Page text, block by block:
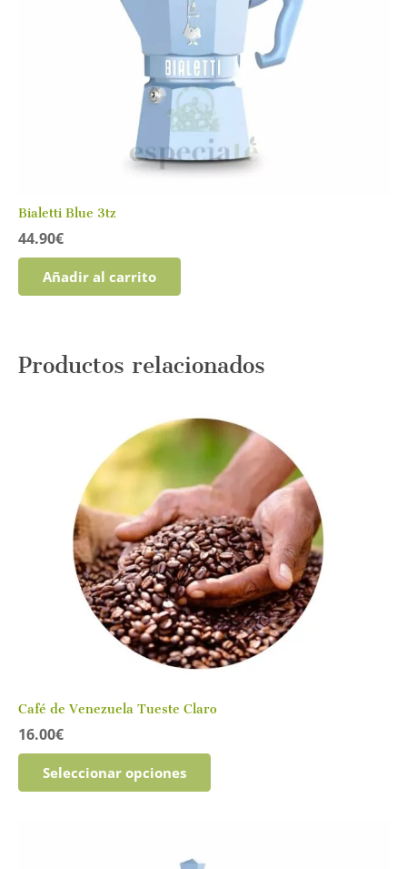
Bialetti Blue 3tz
44.90€
Añadir al carrito
Productos relacionados
Café de Venezuela Tueste Claro
16.00€
Seleccionar opciones